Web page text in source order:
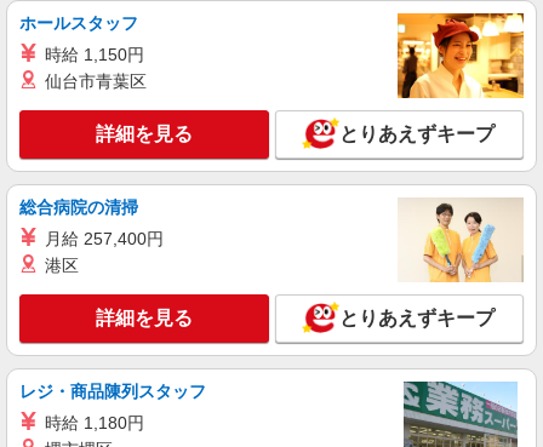
ホールスタッフ
時給 1,150円
仙台市青葉区
詳細を見る とりあえずキープ
総合病院の清掃
月給 257,400円
港区
詳細を見る とりあえずキープ
レジ・商品陳列スタッフ
時給 1,180円